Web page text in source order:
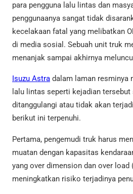
para pengguna lalu lintas dan
penggunaanya sangat tidak
kecelakaan fatal yang melibatkan
di media sosial. Sebuah unit truk
menanjak sampai akhirnya
Isuzu Astra dalam laman resminya
lalu lintas seperti kejadian
ditanggulangi atau tidak akan
berikut ini terpenuhi.
Pertama, pengemudi truk harus
muatan dengan kapasitas
yang over dimension dan over load
meningkatkan risiko terjadinya